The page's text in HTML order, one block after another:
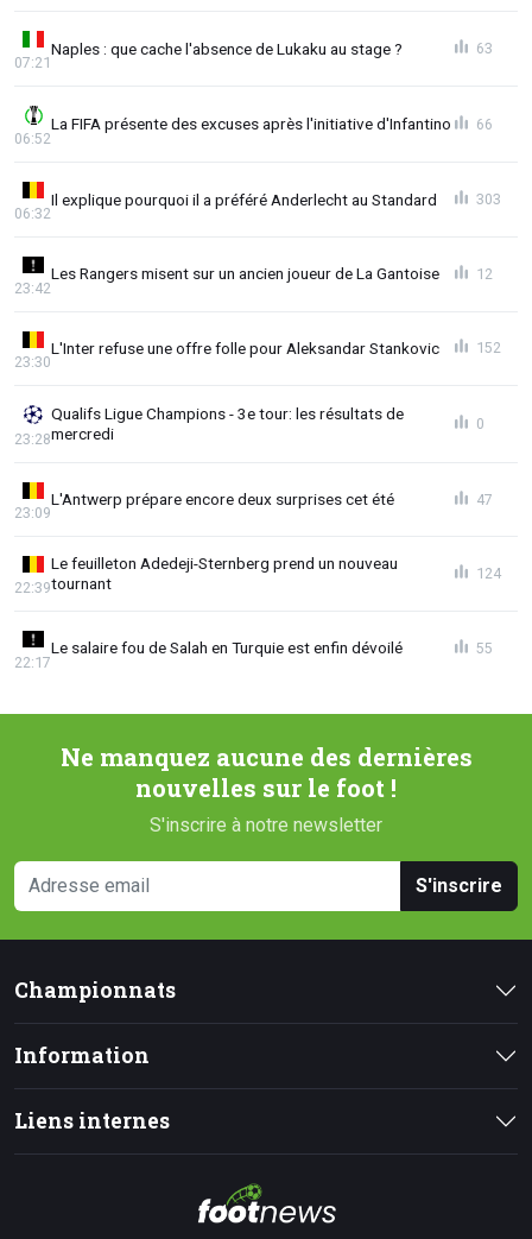
Naples : que cache l'absence de Lukaku au stage ?
07:21
63
La FIFA présente des excuses après l'initiative d'Infantino
06:52
66
Il explique pourquoi il a préféré Anderlecht au Standard
06:32
303
Les Rangers misent sur un ancien joueur de La Gantoise
23:42
12
L'Inter refuse une offre folle pour Aleksandar Stankovic
23:30
152
Qualifs Ligue Champions - 3e tour: les résultats de
mercredi
23:28
0
L'Antwerp prépare encore deux surprises cet été
23:09
47
Le feuilleton Adedeji-Sternberg prend un nouveau
tournant
22:39
124
Le salaire fou de Salah en Turquie est enfin dévoilé
22:17
55
Ne manquez aucune des dernières
nouvelles sur le foot !
S'inscrire à notre newsletter
S'inscrire
Championnats
Information
Liens internes